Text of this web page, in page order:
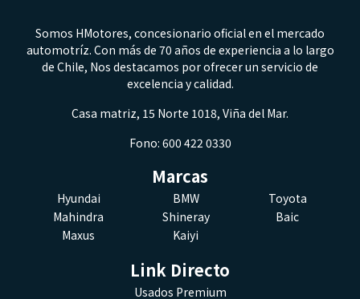
Somos HMotores, concesionario oficial en el mercado
automotríz. Con más de 70 años de experiencia a lo largo
de Chile, Nos destacamos por ofrecer un servicio de
excelencia y calidad.
Casa matriz, 15 Norte 1018, Viña del Mar.
Fono: 600 422 0330
Marcas
Hyundai BMW
Toyota
Mahindra
Shineray
Baic
Maxus
Kaiyi
Link Directo
Usados Premium